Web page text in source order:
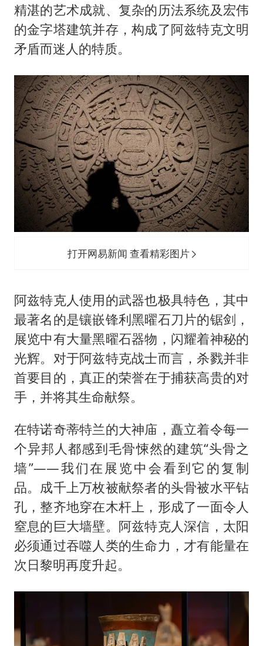
精湛的艺术成就、复杂的历法系统及宏伟
的金字塔建筑并存，构成了阿兹特克文明
矛盾而迷人的特质。
打开网易新闻 查看精彩图片
阿兹特克人使用的武器也极具特色，其中
最著名的是镶嵌锋利黑曜石刀片的锯剑，
展览中有大量黑曜石器物，闪耀着神秘的
光辉。对于阿兹特克战士而言，杀戮并非
首要目的，真正的荣誉在于捕获高贵的对
手，并将其生命献祭。
在特诺奇蒂特兰的大神庙，矗立着令每一
个异邦人都感到毛骨悚然的建筑“头骨之
墙”——我们在展览中会看到它的复制
品。成千上万枚被献祭者的头骨被水平钻
孔，整齐地穿在木杆上，形成了一面令人
窒息的巨大墙壁。阿兹特克人深信，太阳
必须通过吞噬人类的生命力，才有能量在
次日黎明再度升起。